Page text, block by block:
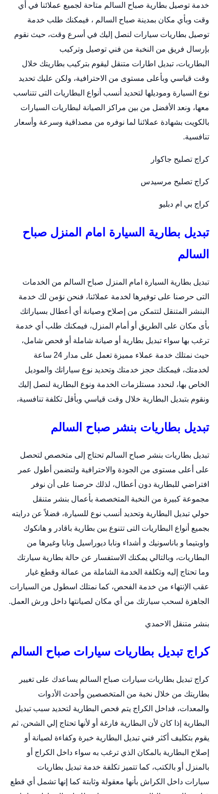
خدمة توصيل بطارية صباح السالم متاحة لجميع عملائنا في أي
وقت وبأي مكان بمدينة صباح السالم ، فيمكنك طلب خدمة
توصيل بطاريات سيارات لنصل إليك في أسرع وقت، حيث نقوم
بإرسال فريق من النخبة من فني توصيل وتركيب
البطاريات، تبديل اطارات متنقل ليقوم بتركيب بطاريتك خلال
وقت قياسي وبأعلى مستوى من الاحترافية، ولكن عليك تحديد
نوع السيارة وموديلها لتحديد أنسب أنواع البطاريات التى تتناسب
معها، ونعد الأفضل من بين مراكز الصيانة لبطاريات السيارات
بالكويت بشهادة عملائنا لما نوفره من مصداقية وسرعة وأسعار
تنافسية.
كراج تصليح جاكوار
كراج تصليح مرسيدس
كراج بي ام دبليو
تبديل بطارية السيارة امام المنزل صباح
السالم
تبديل بطارية السيارة امام المنزل صباح السالم من الخدمات
التى حرصنا على توفيرها لخدمة عملائنا، فنحن نؤمن لك خدمة
البنشر المتنقل لتتمكن من إصلاح وصيانة أي أعطال بسياراتك
بأى مكان على الطريق أو أمام المنزل، فيمكنك طلب أي خدمة
ترغب بها سواء تبديل بطارية أو صيانة شاملة أو فحص شامل،
حيث نمتلك خدمة عملاء مميزة تعمل على مدار 24 ساعة
لخدمتك، فيمكنك حجز خدمتك وتحديد نوع سياراتك والموديل
الخاص بها، لنحدد مستلزمات الخدمة ونوع البطارية لنصل إليك
ونقوم بتبديل البطارية خلال وقت قياسي وبأقل تكلفة تنافسية،
تبديل بطاريات بنشر صباح السالم
تبديل بطاريات بنشر صباح السالم تحتاج إلى متخصص لتحصل
على أعلى مستوى من الجودة والاحترافية ولتضمن أطول عمر
افتراضي للبطارية دون أعطال، لذلك حرصنا على أن نوفر
مجموعة كبيرة من النخبة المتخصصة بأعمال بنشر متنقل
حولي تبديل البطارية وتحديد أنسب نوع للسيارة، فضلاً عن درايته
بجميع أنواع البطاريات التى تتنوع بين بطارية باقادر و هانكوك
واوبتيما و باناسونيك و أشداء ونابا ديوراسيل ونابا وغيرها من
البطاريات، وبالتالي يمكنك الاستفسار عن حالة بطارية سيارتك
وما تحتاج إليه وتكلفة الخدمة الشاملة من عمالة وقطع غيار
عقب الإنتهاء من خدمة الفحص، كما نمتلك اسطول من السيارات
الجاهزة لسحب سيارتك من أي مكان لصيانتها داخل ورش العمل.
بنشر متنقل الاحمدي
كراج تبديل بطاريات سيارات صباح السالم
كراج تبديل بطاريات سيارات صباح السالم يساعدك على تغيير
بطاريتك من خلال نخبة من المتخصصين وأحدث الأدوات
والمعدات، فداخل الكراج يتم فحص البطارية لتحديد سبب تبديل
البطارية إذا كان لأن البطارية فارغة أو لأنها تحتاج إلي الشحن، ثم
يقوم بتكليف أكثر فني تبديل البطارية خبرة وكفاءة لصيانة أو
إصلاح البطارية بالمكان الذي ترغب به سواء داخل الكراج أو
بالمنزل أو بالكتب، كما تتميز تكلفة خدمة تبديل بطاريات
سيارات داخل الكراش بأنها معقولة وثابتة كما إنها تشمل أي قطع